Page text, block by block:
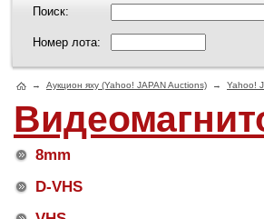
Поиск:
Номер лота:
→ Аукцион яху (Yahoo! JAPAN Auctions) → Yahoo!
8mm
D-VHS